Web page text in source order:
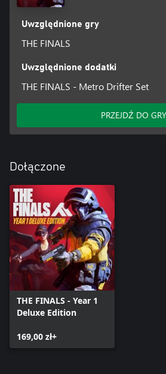
Uwzględnione gry
THE FINALS
Uwzględnione dodatki
THE FINALS - Metro Drifter Set
PRZEJDŹ DO GRY
Dołączone
THE FINALS - Year 1
Deluxe Edition
169,00 zł+